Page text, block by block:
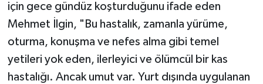
için gece gündüz koşturduğunu ifade eden
Mehmet İlgin, "Bu hastalık, zamanla yürüme,
oturma, konuşma ve nefes alma gibi temel
yetileri yok eden, ilerleyici ve ölümcül bir kas
hastalığı. Ancak umut var. Yurt dışında uygulanan